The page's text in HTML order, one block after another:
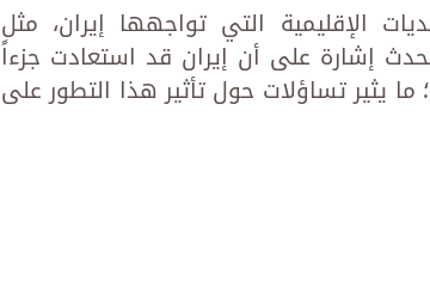
الإقليمية التي تواجهها إيران، مثل
إشارة على أن إيران قد استعادت جزءاً
يثير تساؤلات حول تأثير هذا التطور على